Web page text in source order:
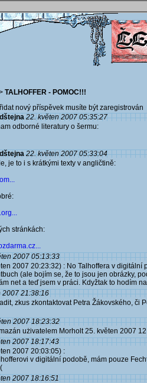
TALHOFFER - POMOC!!!
nový příspěvek musíte být
22. květen 2007 05:35:27
odborné literatury o šermu:
22. květen 2007 05:33:04
je to i s krátkými texty v angličtině:
stránkách:
2007 05:13:33
2007 20:23:32) : No Talhoffera v
(ale bojím se, že to jsou jen obrázky,
net a teď jsem v práci. Kdyžtak to hodím
2007 21:38:16
zkus zkontaktovat Petra Žákovského, či
2007 18:23:32
użivatelem Morholt 25. květen 2007
2007 18:17:43
2007 20:03:05) :
v digitální podobě, mám pouze
2007 18:16:51